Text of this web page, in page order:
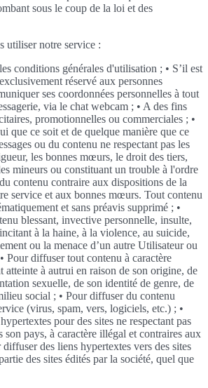
sous le coup de la loi et des
utiliser notre service :
conditions générales d'utilisation ; • S’il est
réservé aux personnes
ses coordonnées personnelles à tout
via le chat webcam ; • A des fins
promotionnelles ou commerciales ; •
que ce soit et de quelque manière que ce
ou du contenu ne respectant pas les
les bonnes mœurs, le droit des tiers,
mineurs ou constituant un trouble à l'ordre
contenu contraire aux dispositions de la
service et aux bonnes mœurs. Tout contenu
et sans préavis supprimé ; •
blessant, invective personnelle, insulte,
à la haine, à la violence, au suicide,
ou la menace d’un autre Utilisateur ou
Pour diffuser tout contenu à caractère
atteinte à autrui en raison de son origine, de
sexuelle, de son identité de genre, de
social ; • Pour diffuser du contenu
(virus, spam, vers, logiciels, etc.) ; •
pour des sites ne respectant pas
son pays, à caractère illégal et contraires aux
des liens hypertextes vers des sites
des sites édités par la société, quel que